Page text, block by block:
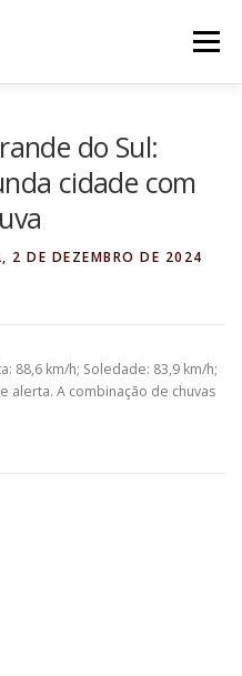
Menu
do Sul:
cidade com
2 DE DEZEMBRO DE 2024
88,6 km/h; Soledade: 83,9 km/h;
alerta. A combinação de chuvas